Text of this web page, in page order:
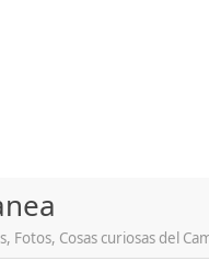
Fotos, Cosas curiosas del